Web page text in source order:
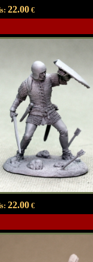
22.00€
22.00€